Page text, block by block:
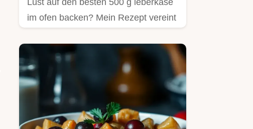
im ofen backen? Mein Rezept vereint